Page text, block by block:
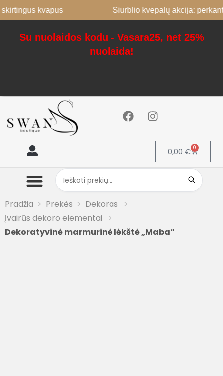
kvapus Siurblio kvepalų akcija: perkant 2,
Su nuolaidos kodu - Vasara25, net 25%
nuolaida!
0,00 € 0
Pradžia Prekės
Dekoras
Įvairūs dekoro elementai
Dekoratyvinė marmurinė lėkštė „Maba“